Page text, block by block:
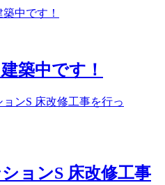
築中です！
ョンS 床改修工事